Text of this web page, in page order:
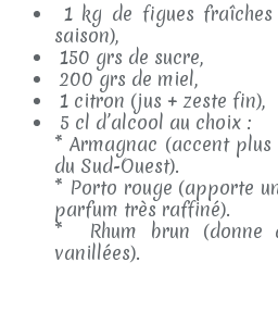
1 kg de figues
saison),
150 grs de sucre,
200 grs de miel,
1 citron (jus + zeste fin),
5 cl d’alcool au choix :
* Armagnac (accent
du Sud-Ouest).
* Porto rouge (apporte
parfum très raffiné).
* Rhum brun (donne
vanillées).